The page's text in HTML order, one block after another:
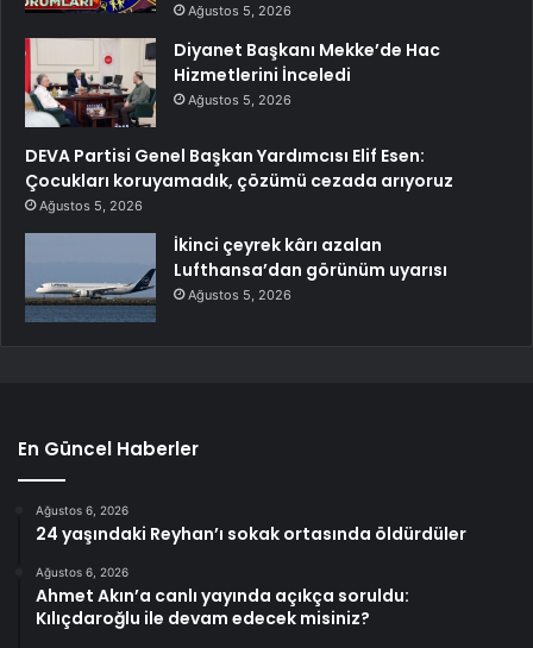
Ağustos 5, 2026
Diyanet Başkanı Mekke’de Hac
Hizmetlerini İnceledi
Ağustos 5, 2026
DEVA Partisi Genel Başkan Yardımcısı Elif Esen:
Çocukları koruyamadık, çözümü cezada arıyoruz
Ağustos 5, 2026
İkinci çeyrek kârı azalan
Lufthansa’dan görünüm uyarısı
Ağustos 5, 2026
En Güncel Haberler
Ağustos 6, 2026
24 yaşındaki Reyhan’ı sokak ortasında öldürdüler
Ağustos 6, 2026
Ahmet Akın’a canlı yayında açıkça soruldu:
Kılıçdaroğlu ile devam edecek misiniz?